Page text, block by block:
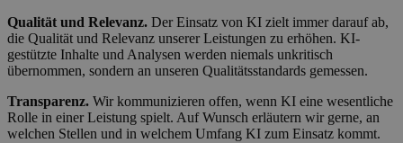
Qualität und Relevanz. Der Einsatz von KI zielt immer darauf ab,
die Qualität und Relevanz unserer Leistungen zu erhöhen. KI-
gestützte Inhalte und Analysen werden niemals unkritisch
übernommen, sondern an unseren Qualitätsstandards gemessen.
Transparenz. Wir kommunizieren offen, wenn KI eine wesentliche
Rolle in einer Leistung spielt. Auf Wunsch erläutern wir gerne, an
welchen Stellen und in welchem Umfang KI zum Einsatz kommt.